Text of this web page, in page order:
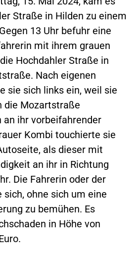
Straße in Hilden zu einem
13 Uhr befuhr eine
mit ihrem grauen
Hochdahler Straße in
Nach eigenen
sie sich links ein, weil sie
die Mozartstraße
an ihr vorbeifahrender
Kombi touchierte sie
als dieser mit
an ihr in Richtung
Die Fahrerin oder der
ohne sich um eine
zu bemühen. Es
in Höhe von